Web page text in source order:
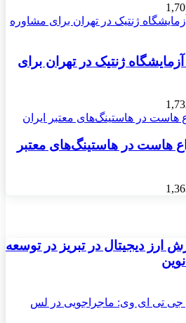
ژنتیک در تهران برای
هاست در هاستینگ‌های معتبر
دیجیتال در تبریز در توسعه